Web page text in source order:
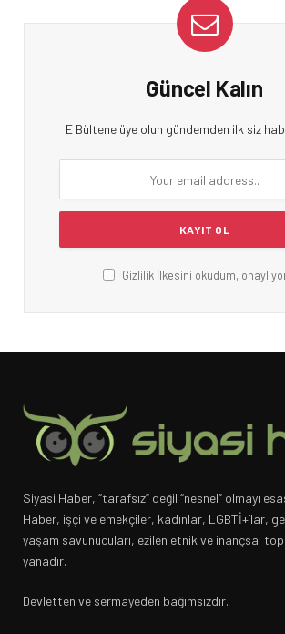
Güncel Kalın
E Bültene üye olun gündemden ilk siz
Gizlilik İlkesini okudum,
Siyasi Haber, “tarafsız” değil “nesnel” olmayı
Haber, işçi ve emekçiler, kadınlar, LGBTİ+’lar,
yaşam savunucuları, ezilen etnik ve inançsal
yanadır.
Devletten ve sermayeden bağımsızdır.